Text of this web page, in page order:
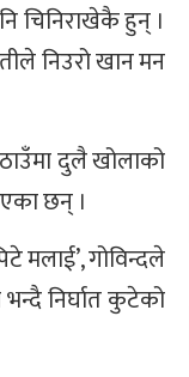
चिनिराखेकै हुन् ।
निउरो खान मन
दुलै खोलाको
छन् ।
मलाई’, गोविन्दले
निर्घात कुटेको